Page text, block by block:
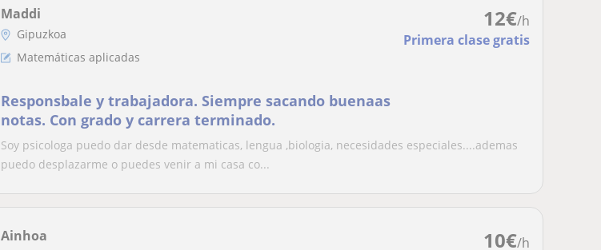
12€/h
Primera clase gratis
Maddi
Gipuzkoa
Matemáticas aplicadas
Responsbale y trabajadora. Siempre sacando buenaas
notas. Con grado y carrera terminado.
Soy psicologa puedo dar desde matematicas, lengua ,biologia, necesidades especiales....ademas
puedo desplazarme o puedes venir a mi casa co...
10€/h
Ainhoa